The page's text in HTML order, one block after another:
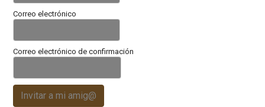
Correo electrónico
Correo electrónico de confirmación
Invitar a mi amig@